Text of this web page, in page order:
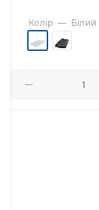
Колір — Білий